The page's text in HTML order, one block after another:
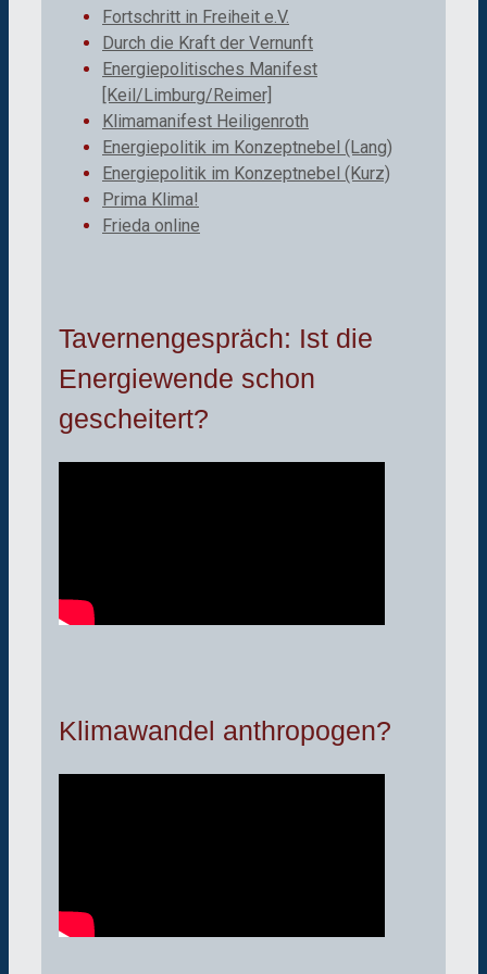
Fortschritt in Freiheit e.V.
Durch die Kraft der Vernunft
Energiepolitisches Manifest
[Keil/Limburg/Reimer]
Klimamanifest Heiligenroth
Energiepolitik im Konzeptnebel (Lang)
Energiepolitik im Konzeptnebel (Kurz)
Prima Klima!
Frieda online
Tavernengespräch: Ist die
Energiewende schon
gescheitert?
Klimawandel anthropogen?